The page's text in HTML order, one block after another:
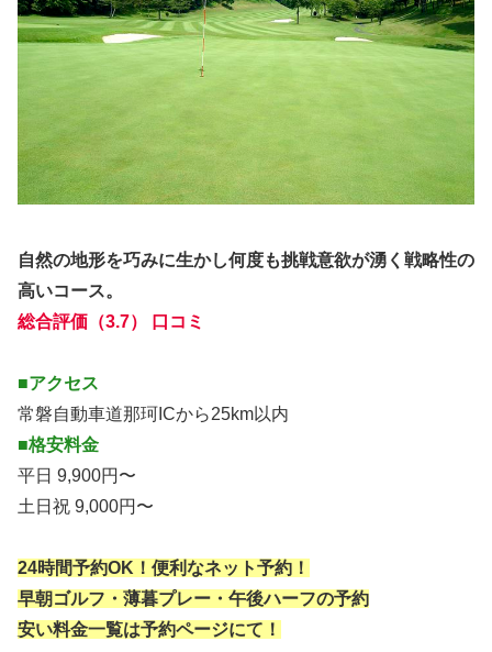
自然の地形を巧みに生かし何度も挑戦意欲が湧く戦略性の
高いコース。
総合評価（3.7） 口コミ
■アクセス
常磐自動車道那珂ICから25km以内
■格安料金
平日 9,900円〜
土日祝 9,000円〜
24時間予約OK！便利なネット予約！
早朝ゴルフ・薄暮プレー・午後ハーフの予約
安い料金一覧は予約ページにて！